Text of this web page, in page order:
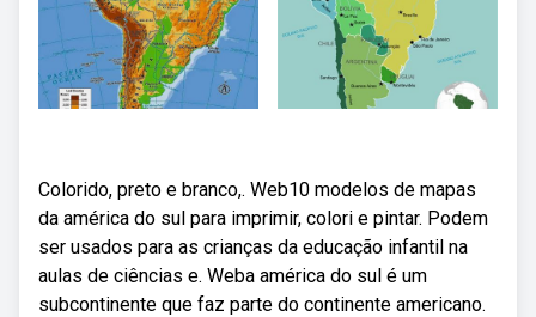
Colorido, preto e branco,. Web10 modelos de mapas
da américa do sul para imprimir, colori e pintar. Podem
ser usados para as crianças da educação infantil na
aulas de ciências e. Weba américa do sul é um
subcontinente que faz parte do continente americano.